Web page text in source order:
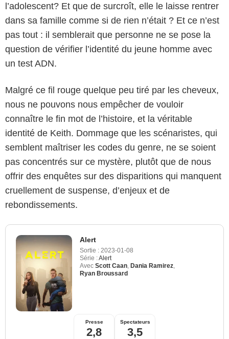
l’adolescent? Et que de surcroît, elle le laisse rentrer
dans sa famille comme si de rien n’était ? Et ce n’est
pas tout : il semblerait que personne ne se pose la
question de vérifier l’identité du jeune homme avec
un test ADN.
Malgré ce fil rouge quelque peu tiré par les cheveux,
nous ne pouvons nous empêcher de vouloir
connaître le fin mot de l’histoire, et la véritable
identité de Keith. Dommage que les scénaristes, qui
semblent maîtriser les codes du genre, ne se soient
pas concentrés sur ce mystère, plutôt que de nous
offrir des enquêtes sur des disparitions qui manquent
cruellement de suspense, d’enjeux et de
rebondissements.
Alert
Sortie : 2023-01-08
Série :Alert
Avec Scott Caan Dania Ramirez
Ryan Broussard
Presse
2,8
Spectateurs
3,5